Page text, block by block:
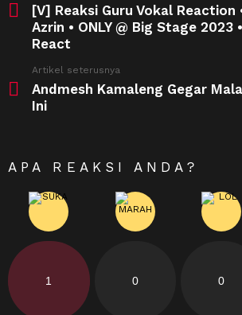
more[V] Reaksi Guru Vokal Reaction
Azrin • ONLY @ Big Stage 2023
React
Artikel seterusnya
Andmesh Kamaleng Gegar
Ini
APA REAKSI ANDA?
1 0 0